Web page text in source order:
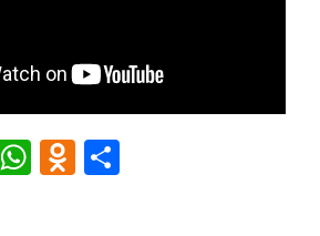
Mail.Ru
WhatsApp
Odnoklassniki